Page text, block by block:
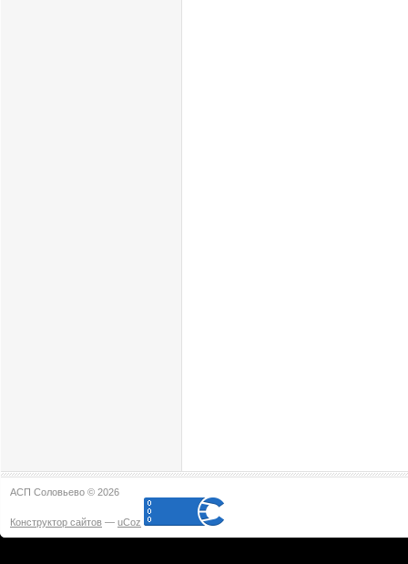
АСП Соловьево © 2026
Конструктор сайтов — uCoz